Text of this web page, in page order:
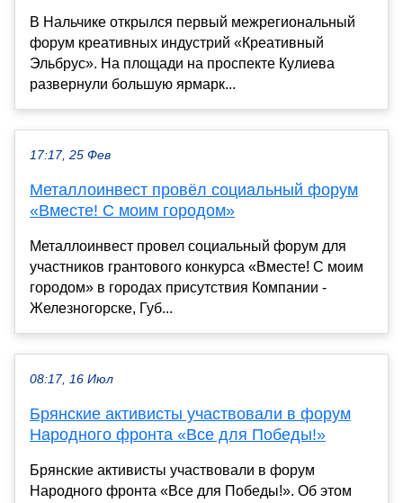
В Нальчике открылся первый межрегиональный
форум креативных индустрий «Креативный
Эльбрус». На площади на проспекте Кулиева
развернули большую ярмарк...
17:17, 25 Фев
Металлоинвест провёл социальный форум
«Вместе! С моим городом»
Металлоинвест провел социальный форум для
участников грантового конкурса «Вместе! С моим
городом» в городах присутствия Компании -
Железногорске, Губ...
08:17, 16 Июл
Брянские активисты участвовали в форум
Народного фронта «Все для Победы!»
Брянские активисты участвовали в форум
Народного фронта «Все для Победы!». Об этом